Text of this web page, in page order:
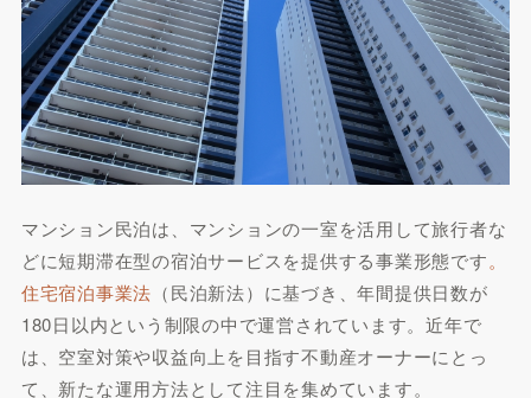
マンション民泊は、マンションの一室を活用して旅行者な
どに短期滞在型の宿泊サービスを提供する事業形態です。
住宅宿泊事業法 （民泊新法）に基づき、年間提供日数が
180日以内という制限の中で運営されています。近年で
は、空室対策や収益向上を目指す不動産オーナーにとっ
て、新たな運用方法として注目を集めています。